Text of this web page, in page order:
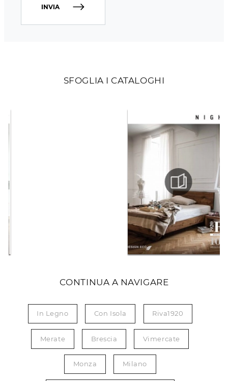
SFOGLIA I CATALOGHI
CONTINUA A NAVIGARE
In Legno Con Isola Riva1920
Merate Brescia Vimercate
Monza Milano
INVIA